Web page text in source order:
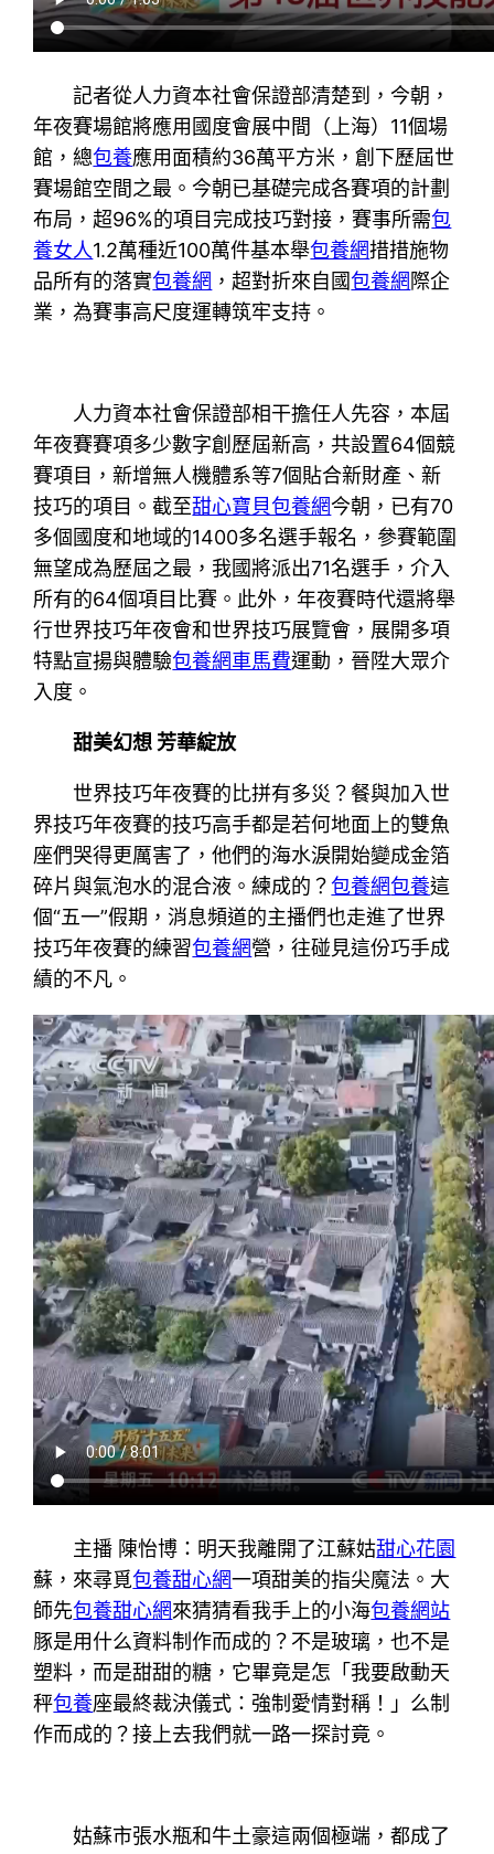
記者從人力資本社會保證部清楚到，今朝，
年夜賽場館將應用國度會展中間（上海）11個場
館，總包養應用面積約36萬平方米，創下歷屆世
賽場館空間之最。今朝已基礎完成各賽項的計劃
布局，超96%的項目完成技巧對接，賽事所需包
養女人1.2萬種近100萬件基本舉包養網措措施物
品所有的落實包養網 ，超對折來自國包養網際企
業，為賽事高尺度運轉筑牢支持。
人力資本社會保證部相干擔任人先容，本屆
年夜賽賽項多少數字創歷屆新高，共設置64個競
賽項目，新增無人機體系等7個貼合新財產、新
技巧的項目。截至甜心寶貝包養網今朝，已有70
多個國度和地域的1400多名選手報名，參賽範圍
無望成為歷屆之最，我國將派出71名選手，介入
所有的64個項目比賽。此外，年夜賽時代還將舉
行世界技巧年夜會和世界技巧展覽會，展開多項
特點宣揚與體驗包養網車馬費運動，晉陞大眾介
入度。
甜美幻想 芳華綻放
世界技巧年夜賽的比拼有多災？餐與加入世
界技巧年夜賽的技巧高手都是若何地面上的雙魚
座們哭得更厲害了，他們的海水淚開始變成金箔
碎片與氣泡水的混合液。練成的？包養網包養這
個“五一”假期，消息頻道的主播們也走進了世界
技巧年夜賽的練習包養網營，往碰見這份巧手成
績的不凡。
主播 陳怡博：明天我離開了江蘇姑甜心花園
蘇，來尋覓包養甜心網一項甜美的指尖魔法。大
師先包養甜心網來猜猜看我手上的小海包養網站
豚是用什么資料制作而成的？不是玻璃，也不是
塑料，而是甜甜的糖，它畢竟是怎「我要啟動天
秤包養座最終裁決儀式：強制愛情對稱！」么制
作而成的？接上去我們就一路一探討竟。
姑蘇市張水瓶和牛土豪這兩個極端，都成了